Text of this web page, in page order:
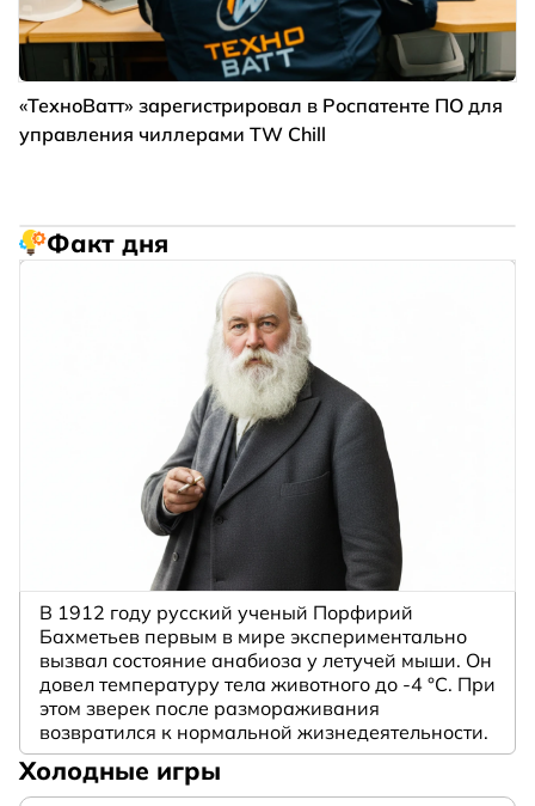
«ТехноВатт» зарегистрировал в Роспатенте ПО для
управления чиллерами TW Chill
Факт дня
В 1912 году русский ученый Порфирий
Бахметьев первым в мире экспериментально
вызвал состояние анабиоза у летучей мыши. Он
довел температуру тела животного до -4 °C. При
этом зверек после размораживания
возвратился к нормальной жизнедеятельности.
Холодные игры